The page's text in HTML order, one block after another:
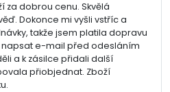
za dobrou cenu. Skvělá
Dokonce mi vyšli vstříc a
takže jsem platila dopravu
napsat e-mail před odesláním
a k zásilce přidali další
přiobjednat. Zboží